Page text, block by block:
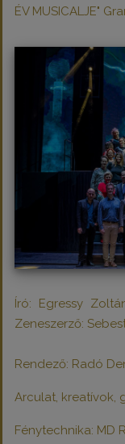
ÉV MUSICALJE"
Író: Egressy
Zeneszerző:
Rendező: Radó
Arculat, kreatívok,
Fénytechnika: MD